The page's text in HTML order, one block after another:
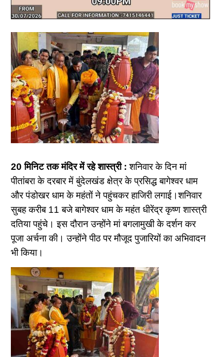
20 मिनिट तक मंदिर में रहे शास्त्री : शनिवार के दिन मां
पीतांबरा के दरबार में बुंदेलखंड क्षेत्र के प्रसिद्ध बागेश्वर धाम
और पंडोखर धाम के महंतों ने पहुंचकर हाजिरी लगाई।शनिवार
सुबह करीब 11 बजे बागेश्वर धाम के महंत धीरेंद्र कृष्ण शास्त्री
दतिया पहुंचे। इस दौरान उन्होंने मां बगलामुखी के दर्शन कर
पूजा अर्चना की। उन्होंने पीठ पर मौजूद पुजारियों का अभिवादन
भी किया।